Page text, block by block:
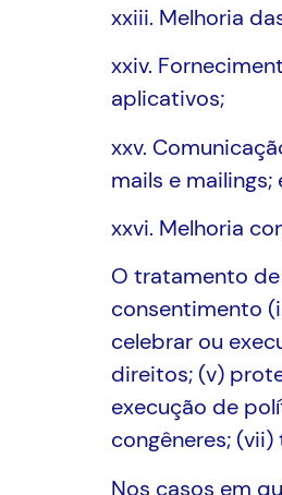
xxiii. Melhoria
xxiv.
aplicativos;
xxv.
mails e mailings;
xxvi. Melhoria
O tratamento de
consentimento
celebrar ou
direitos; (v)
execução de
congêneres;
Nos casos em